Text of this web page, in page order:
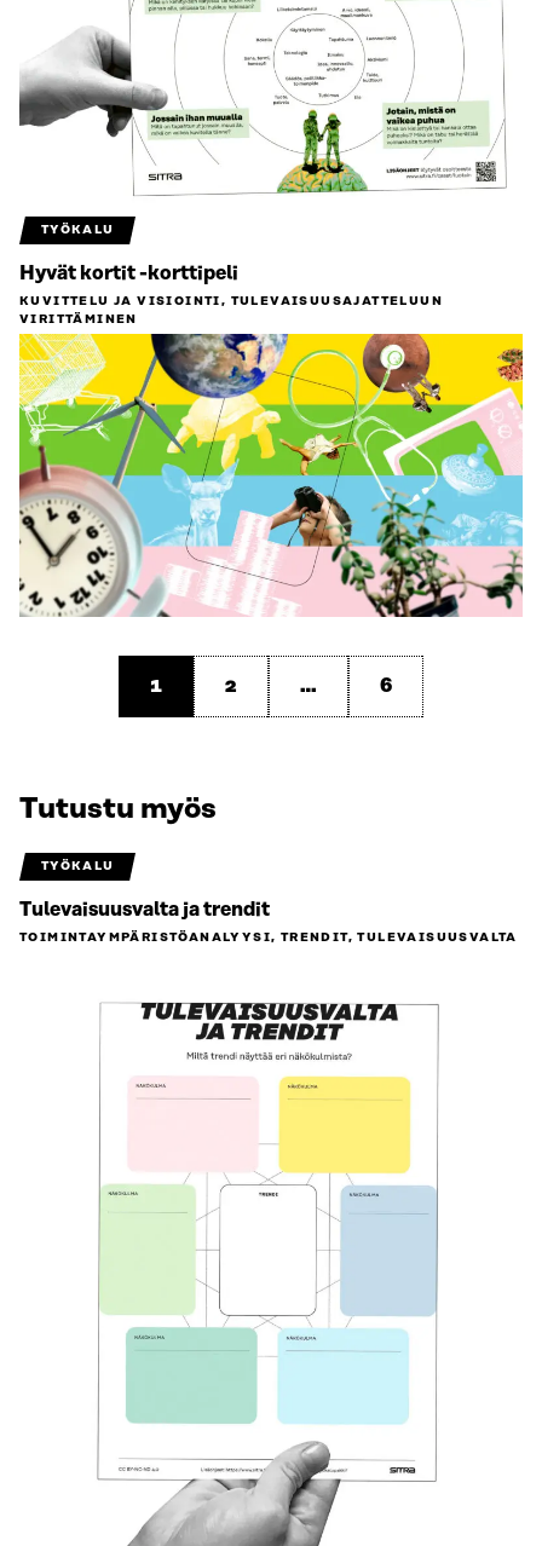
TYÖKALU
Hyvät kortit -korttipeli
KUVITTELU JA VISIOINTI, TULEVAISUUS­AJATTELUUN
VIRITTÄMINEN
1 2 … 6
Tutustu myös
TYÖKALU
Tulevaisuusvalta ja trendit
TOIMINTAYMPÄRISTÖ­ANALYYSI, TRENDIT, TULEVAISUUSVALTA